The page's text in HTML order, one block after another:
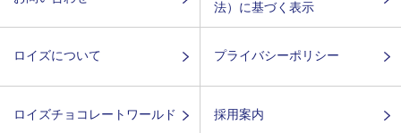
法）に基づく表示
ロイズについて プライバシーポリシー
ロイズチョコレートワールド 採用案内